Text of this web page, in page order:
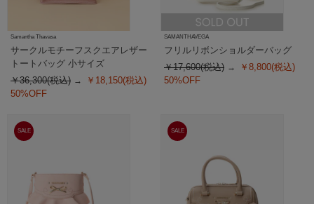
Samantha Thavasa
サークルモチーフスクエアレザー
トートバッグ 小サイズ
￥36,300(税込)
￥18,150(税込)
50%OFF
SAMANTHAVEGA
フリルリボンショルダーバッグ
￥17,600(税込)
￥8,800(税込)
50%OFF
SALE SALE